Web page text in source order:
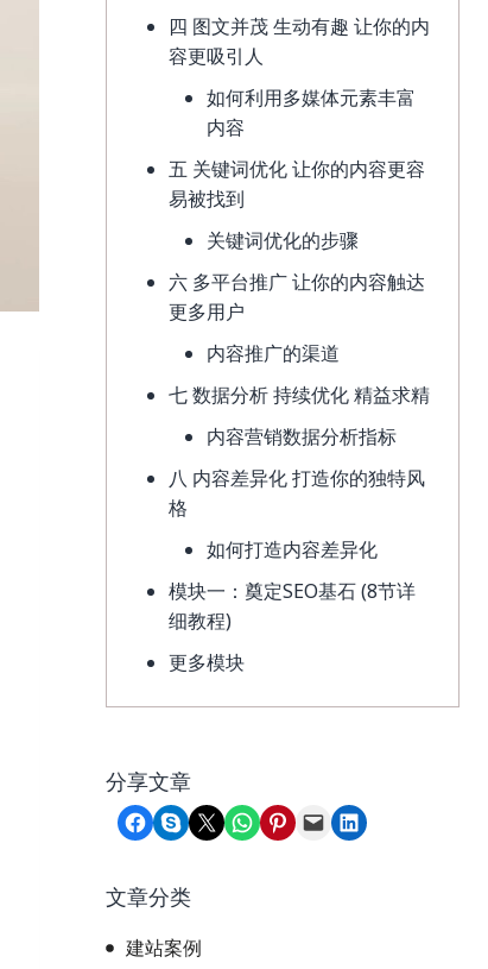
四 图文并茂 生动有趣 让你的内
容更吸引人
如何利用多媒体元素丰富
内容
五 关键词优化 让你的内容更容
易被找到
关键词优化的步骤
六 多平台推广 让你的内容触达
更多用户
内容推广的渠道
七 数据分析 持续优化 精益求精
内容营销数据分析指标
八 内容差异化 打造你的独特风
格
如何打造内容差异化
模块一：奠定SEO基石 (8节详
细教程)
更多模块
分享文章
Share on Facebook
Share on Skype
Share on X Share on WhatsApp
Share on Pinterest
Email this PageShare on LinkedIn
文章分类
建站案例